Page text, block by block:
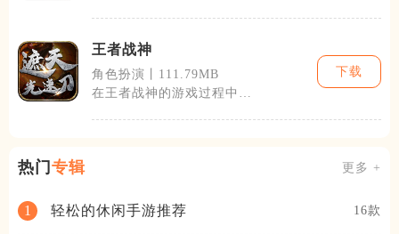
王者战神
角色扮演丨111.79MB
在王者战神的游戏过程中，
下载
热门 专辑 更多 +
1 轻松的休闲手游推荐 16款